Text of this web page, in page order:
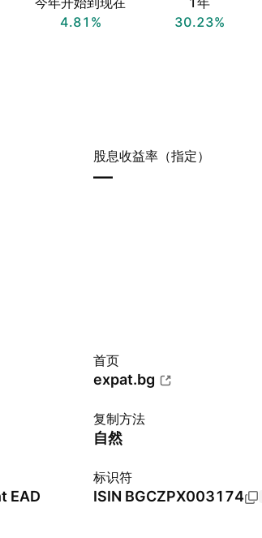
4.81%
30.23%
股息收益率（指定）
—
首页
expat.bg
复制方法
自然
EAD
标识符
ISIN BGCZPX003174